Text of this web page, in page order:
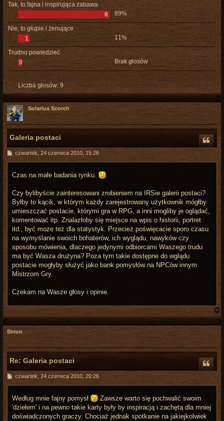
Tak, to fajna i inspirująca zabawa
8
89%
Nie, to głupie i żenujące
1
11%
Trudno powiedzieć
0
Brak głosów
Liczba głosów: 9
Solarius Scorch
Galeria postaci
P
t
czwartek, 24 czerwca 2010, 15:26
Czas na małe badania rynku.
Czy bylibyście zainteresowani zrobieniem na IRSie galerii postaci?
Byłby to kącik, w którym każdy zarejestrowany użytkownik mógłby
umieszczać postacie, którymi gra w RPG, a inni mogliby je oglądać,
komentować itp. Znalazłoby się miejsce na wpis o historii, portret
itd., być może też dla statystyk. Przecież poświęcacie sporo czasu
na wymyślanie swoich bohaterów, ich wyglądu, nawyków czy
sposobu mówienia, dlaczego jedynymi odbiorcami Waszego trudu
ma być Wasza drużyna? Poza tym takie dostępne do wglądu
postacie mogłyby służyć jako bank pomysłów na NPCów innym
Mistrzom Gry.
Czekam na Wasze głosy i opinie.
Sirion
Re: Galeria postaci
P
t
czwartek, 24 czerwca 2010, 20:26
Według mnie fajny pomysł
Zawsze warto się pochwalić swoim
'dziełem' i na pewno takie karty były by inspiracją i zachętą dla mniej
doświadczonych graczy. Chociaż jednak spotkanie na jakiejkolwiek